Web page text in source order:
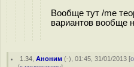
Вообще тут /me
вариантов вообще
1.34 ,Аноним (-), 01:45, 31/01/2013 [